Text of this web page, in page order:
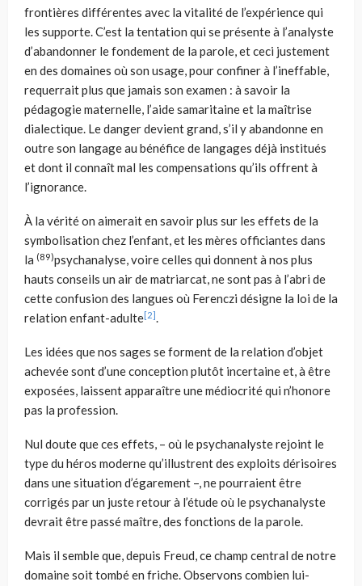
frontières différentes avec la vitalité de l’expérience qui
les supporte. C’est la tentation qui se présente à l’analyste
d’abandonner le fondement de la parole, et ceci justement
en des domaines où son usage, pour confiner à l’ineffable,
requerrait plus que jamais son examen : à savoir la
pédagogie maternelle, l’aide samaritaine et la maîtrise
dialectique. Le danger devient grand, s’il y abandonne en
outre son langage au bénéfice de langages déjà institués
et dont il connaît mal les compensations qu’ils offrent à
l’ignorance.
À la vérité on aimerait en savoir plus sur les effets de la
symbolisation chez l’enfant, et les mères officiantes dans
la (89)psychanalyse, voire celles qui donnent à nos plus
hauts conseils un air de matriarcat, ne sont pas à l’abri de
cette confusion des langues où Ferenczi désigne la loi de la
relation enfant-adulte[2].
Les idées que nos sages se forment de la relation d’objet
achevée sont d’une conception plutôt incertaine et, à être
exposées, laissent apparaître une médiocrité qui n’honore
pas la profession.
Nul doute que ces effets, – où le psychanalyste rejoint le
type du héros moderne qu’illustrent des exploits dérisoires
dans une situation d’égarement –, ne pourraient être
corrigés par un juste retour à l’étude où le psychanalyste
devrait être passé maître, des fonctions de la parole.
Mais il semble que, depuis Freud, ce champ central de notre
domaine soit tombé en friche. Observons combien lui-